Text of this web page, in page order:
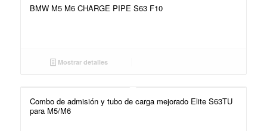
BMW M5 M6 CHARGE PIPE S63 F10
Mostrar detalles
Combo de admisión y tubo de carga mejorado Elite S63TU
para M5/M6